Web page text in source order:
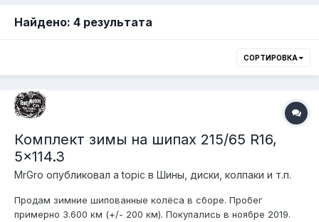
Найдено: 4 результата
СОРТИРОВКА
Комплект зимы на шипах 215/65 R16,
5x114.3
MrGro опубликовал a topic в Шины, диски, колпаки и т.п.
Продам зимние шипованные колёса в сборе. Пробег
примерно 3.600 км (+/- 200 км). Покупались в ноябре 2019.